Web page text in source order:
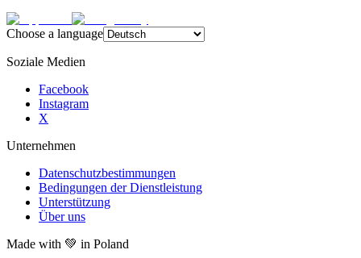
Choose a language
Soziale Medien
Facebook
Instagram
X
Unternehmen
Datenschutzbestimmungen
Bedingungen der Dienstleistung
Unterstützung
Über uns
Made with 💚 in Poland